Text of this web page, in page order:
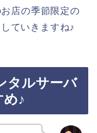
店の季節限定の
ていきますね♪
タルサーバ
♪